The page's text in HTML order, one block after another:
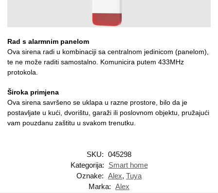
Rad s alarmnim panelom
Ova sirena radi u kombinaciji sa centralnom jedinicom (panelom),
te ne može raditi samostalno. Komunicira putem 433MHz
protokola.
Široka primjena
Ova sirena savršeno se uklapa u razne prostore, bilo da je
postavljate u kući, dvorištu, garaži ili poslovnom objektu, pružajući
vam pouzdanu zaštitu u svakom trenutku.
SKU: 045298
Kategorija:
Smart home
Oznake: Alex, Tuya
Marka: Alex